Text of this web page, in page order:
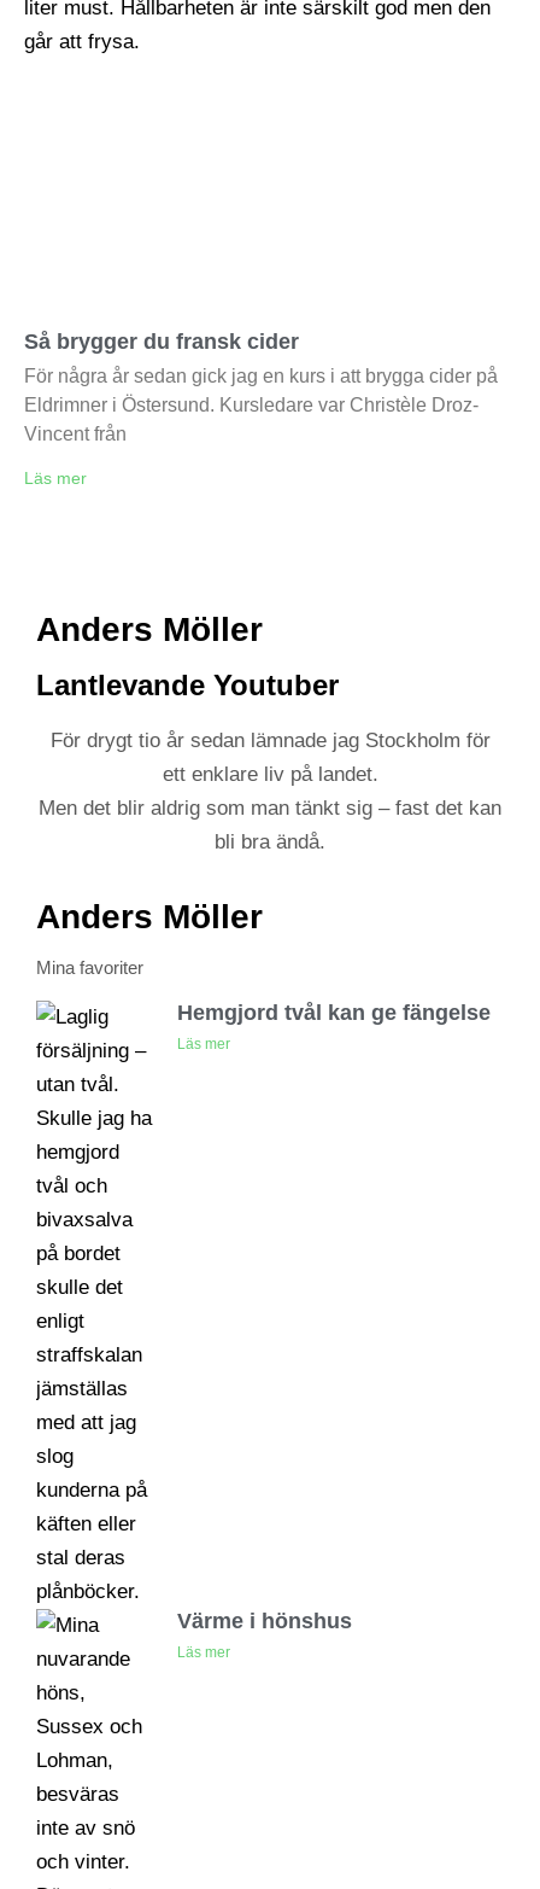
Så brygger du fransk cider
För några år sedan gick jag en kurs i att brygga cider på
Eldrimner i Östersund. Kursledare var Christèle Droz-
Vincent från
Läs mer
Anders Möller
Lantlevande Youtuber
För drygt tio år sedan lämnade jag Stockholm för
ett enklare liv på landet.
Men det blir aldrig som man tänkt sig – fast det kan
bli bra ändå.
Anders Möller
Mina favoriter
Hemgjord tvål kan ge fängelse
Läs mer
Värme i hönshus
Läs mer